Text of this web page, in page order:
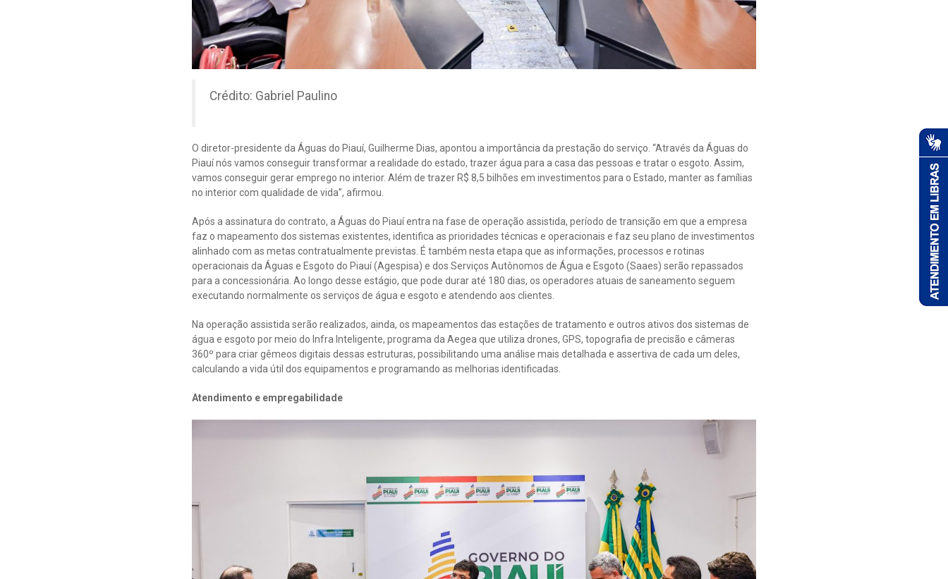
Crédito: Gabriel Paulino
O diretor-presidente da Águas do Piauí, Guilherme Dias, apontou a importância da prestação do serviço. “Através da Águas do
Piauí nós vamos conseguir transformar a realidade do estado, trazer água para a casa das pessoas e tratar o esgoto. Assim,
vamos conseguir gerar emprego no interior. Além de trazer R$ 8,5 bilhões em investimentos para o Estado, manter as famílias
no interior com qualidade de vida”, afirmou.
Após a assinatura do contrato, a Águas do Piauí entra na fase de operação assistida, período de transição em que a empresa
faz o mapeamento dos sistemas existentes, identifica as prioridades técnicas e operacionais e faz seu plano de investimentos
alinhado com as metas contratualmente previstas. É também nesta etapa que as informações, processos e rotinas
operacionais da Águas e Esgoto do Piauí (Agespisa) e dos Serviços Autônomos de Água e Esgoto (Saaes) serão repassados
para a concessionária. Ao longo desse estágio, que pode durar até 180 dias, os operadores atuais de saneamento seguem
executando normalmente os serviços de água e esgoto e atendendo aos clientes.
Na operação assistida serão realizados, ainda, os mapeamentos das estações de tratamento e outros ativos dos sistemas de
água e esgoto por meio do Infra Inteligente, programa da Aegea que utiliza drones, GPS, topografia de precisão e câmeras
360º para criar gêmeos digitais dessas estruturas, possibilitando uma análise mais detalhada e assertiva de cada um deles,
calculando a vida útil dos equipamentos e programando as melhorias identificadas.
Atendimento e empregabilidade